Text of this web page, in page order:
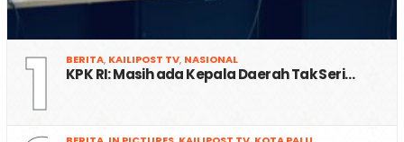
1 BERITA, KAILIPOST TV, NASIONAL
KPK RI: Masih ada Kepala Daerah Tak Seri…